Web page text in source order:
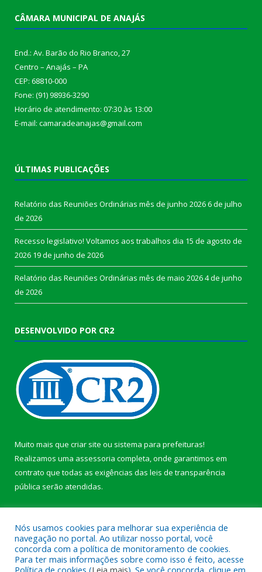
CÂMARA MUNICIPAL DE ANAJÁS
End.: Av. Barão do Rio Branco, 27
Centro – Anajás – PA
CEP: 68810-000
Fone: (91) 98936-3290
Horário de atendimento: 07:30 às 13:00
E-mail: camaradeanajas@gmail.com
ÚLTIMAS PUBLICAÇÕES
Relatório das Reuniões Ordinárias mês de junho 20266 de julho
de 2026
Recesso legislativo! Voltamos aos trabalhos dia 15 de agosto de
2026 19 de junho de 2026
Relatório das Reuniões Ordinárias mês de maio 20264 de junho
de 2026
DESENVOLVIDO POR CR2
Muito mais que criar site ou sistema para prefeituras!
Realizamos uma assessoria completa, onde garantimos em
contrato que todas as exigências das leis de transparência
pública serão atendidas.
Nós usamos cookies para melhorar sua experiência de
navegação no portal. Ao utilizar nosso portal, você
concorda com a política de monitoramento de cookies.
Para ter mais informações sobre como isso é feito, acesse
Política de cookies (Leia mais). Se você concorda, clique em